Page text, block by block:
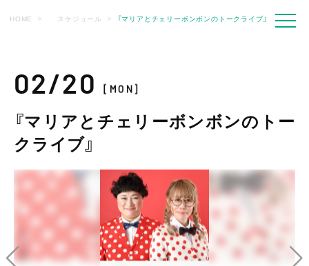
HOME スケジュール 『マリアとチェリーボンボンのトークライブ』
02/20[MON]
『マリアとチェリーボンボンのトー
クライブ』